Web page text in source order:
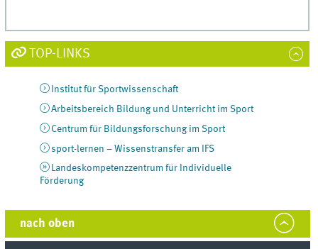
TOP-LINKS
Institut für Sportwissenschaft
Arbeitsbereich Bildung und Unterricht im Sport
Centrum für Bildungsforschung im Sport
sport-lernen – Wissenstransfer am IFS
Landeskompetenzzentrum für Individuelle
Förderung
nach oben